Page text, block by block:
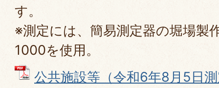
す。
※測定には、簡易測定器の堀場製
1000を使用。
公共施設等（令和6年8月5日